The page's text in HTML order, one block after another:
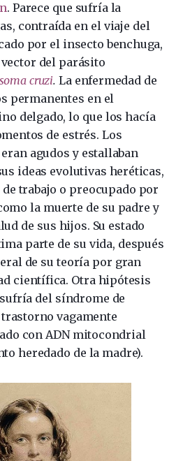
. Parece que sufría la
contraída en el viaje del
por el insecto benchuga,
vector del parásito
cruzi.La enfermedad de
permanentes en el
delgado, lo que los hacía
de estrés. Los
agudos y estallaban
ideas evolutivas heréticas,
de trabajo o preocupado por
la muerte de su padre y
de sus hijos. Su estado
parte de su vida, después
de su teoría por gran
científica. Otra hipótesis
del síndrome de
vagamente
con ADN mitocondrial
heredado de la madre).